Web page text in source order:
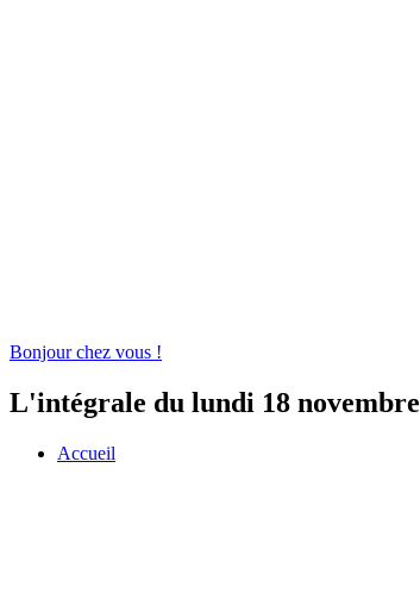
Bonjour chez vous !
L'intégrale du lundi 18 novembre
Accueil